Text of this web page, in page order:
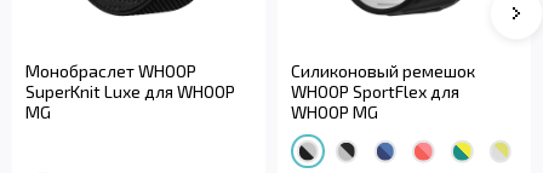
Монобраслет WHOOP
SuperKnit Luxe для WHOOP
MG
Силиконовый ремешок
WHOOP SportFlex для
WHOOP MG